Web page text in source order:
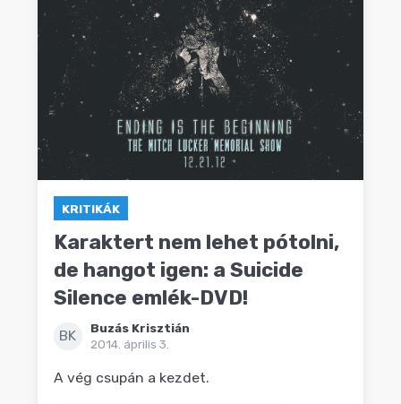
KRITIKÁK
Karaktert nem lehet pótolni,
de hangot igen: a Suicide
Silence emlék-DVD!
BK
Buzás Krisztián
2014. április 3.
A vég csupán a kezdet.